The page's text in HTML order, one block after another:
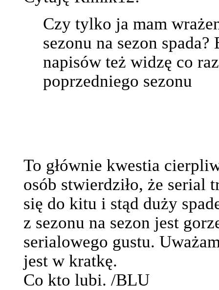
Czy tylko ja mam
sezonu na sezon spada?
napisów też widzę co
poprzedniego sezonu
To głównie kwestia
osób stwierdziło, że serial
się do kitu i stąd duży
z sezonu na sezon jest
serialowego gustu.
jest w kratkę.
Co kto lubi. /BLU